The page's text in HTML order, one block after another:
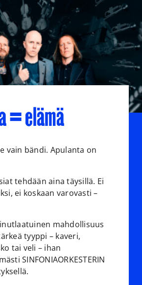
= elämä
vain bändi. Apulanta on
tehdään aina täysillä. Ei
ei koskaan varovasti –
mahdollisuus
tyyppi – kaveri,
tai veli – ihan
SINFONIAORKESTERIN